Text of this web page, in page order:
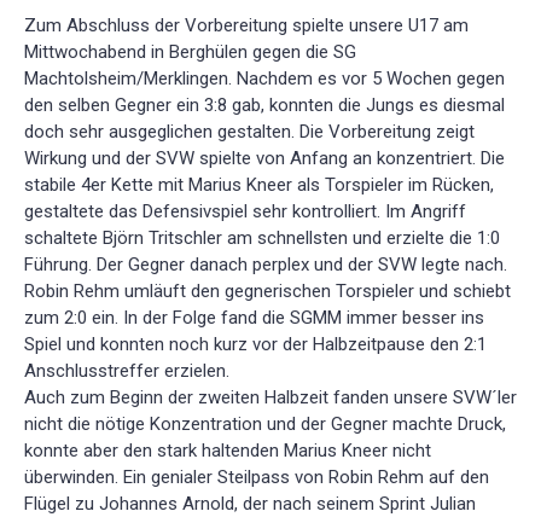
Zum Abschluss der Vorbereitung spielte unsere U17 am
Mittwochabend in Berghülen gegen die SG
Machtolsheim/Merklingen. Nachdem es vor 5 Wochen gegen
den selben Gegner ein 3:8 gab, konnten die Jungs es diesmal
doch sehr ausgeglichen gestalten. Die Vorbereitung zeigt
Wirkung und der SVW spielte von Anfang an konzentriert. Die
stabile 4er Kette mit Marius Kneer als Torspieler im Rücken,
gestaltete das Defensivspiel sehr kontrolliert. Im Angriff
schaltete Björn Tritschler am schnellsten und erzielte die 1:0
Führung. Der Gegner danach perplex und der SVW legte nach.
Robin Rehm umläuft den gegnerischen Torspieler und schiebt
zum 2:0 ein. In der Folge fand die SGMM immer besser ins
Spiel und konnten noch kurz vor der Halbzeitpause den 2:1
Anschlusstreffer erzielen.
Auch zum Beginn der zweiten Halbzeit fanden unsere SVW´ler
nicht die nötige Konzentration und der Gegner machte Druck,
konnte aber den stark haltenden Marius Kneer nicht
überwinden. Ein genialer Steilpass von Robin Rehm auf den
Flügel zu Johannes Arnold, der nach seinem Sprint Julian